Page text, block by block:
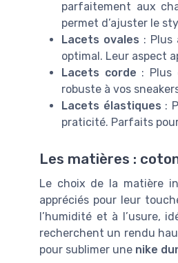
parfaitement aux
permet d’ajuster le
Lacets ovales : Plus
optimal. Leur aspect
Lacets corde : Plus
robuste à vos
Lacets élastiques :
praticité. Parfaits
Les matières :
Le choix de la matière
appréciés pour leur
l’humidité et à l’usure,
recherchent un rendu
pour sublimer une nike